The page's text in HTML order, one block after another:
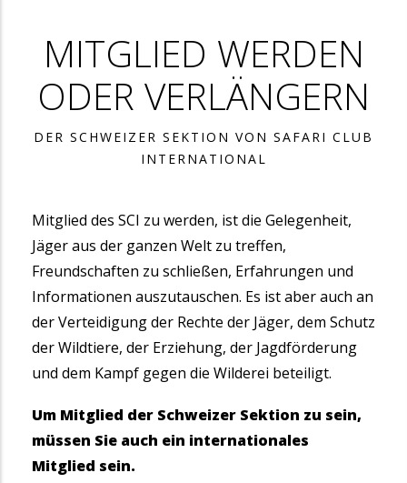
MITGLIED WERDEN
ODER VERLÄNGERN
DER SCHWEIZER SEKTION VON SAFARI CLUB
INTERNATIONAL
Mitglied des SCI zu werden, ist die Gelegenheit,
Jäger aus der ganzen Welt zu treffen,
Freundschaften zu schließen, Erfahrungen und
Informationen auszutauschen. Es ist aber auch an
der Verteidigung der Rechte der Jäger, dem Schutz
der Wildtiere, der Erziehung, der Jagdförderung
und dem Kampf gegen die Wilderei beteiligt.
Um Mitglied der Schweizer Sektion zu sein,
müssen Sie auch ein internationales
Mitglied sein.